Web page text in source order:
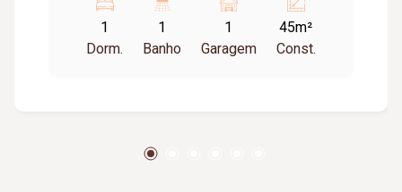
condominiais localizadas no 2° pavimento,
contendo academia interna e externa, espaço
kids, salão de festas, espaço confraria com
bicicletário e as comodidades dos espaços
1
Dorm.
1
Banho
1
Garagem
45m²
Const.